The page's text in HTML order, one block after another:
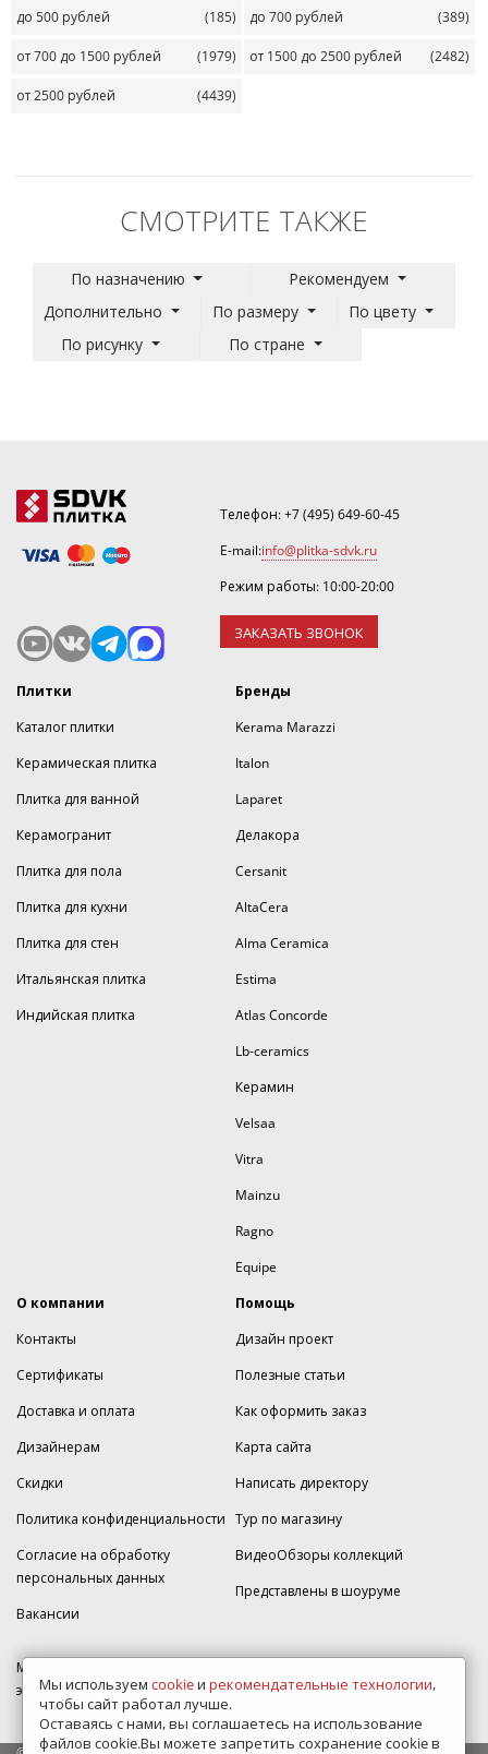
до 500 рублей (185) до 700 рублей (389)
от 700 до 1500 рублей (1979) от 1500 до 2500 рублей (2482)
от 2500 рублей (4439)
СМОТРИТЕ ТАКЖЕ
По назначению
Рекомендуем
Дополнительно
По размеру
По цвету
По рисунку
По стране
Телефон:+7 (495) 649-60-45
E-mail:info@plitka-sdvk.ru
Режим работы: 10:00-20:00
ЗАКАЗАТЬ ЗВОНОК
Плитки
Каталог плитки
Керамическая плитка
Плитка для ванной
Керамогранит
Плитка для пола
Плитка для кухни
Плитка для стен
Итальянская плитка
Индийская плитка
Бренды
Kerama Marazzi
Italon
Laparet
Делакора
Cersanit
AltaCera
Alma Ceramica
Estima
Atlas Concorde
Lb-ceramics
Керамин
Velsaa
Vitra
Mainzu
Ragno
Equipe
О компании
Контакты
Сертификаты
Доставка и оплата
Дизайнерам
Скидки
Политика конфиденциальности
Согласие на обработку
персональных данных
Вакансии
Помощь
Дизайн проект
Полезные статьи
Как оформить заказ
Карта сайта
Написать директору
Тур по магазину
ВидеоОбзоры коллекций
Представлены в шоуруме
МКАД 2км внешняя сторона, д. 2, ТРЦ "Шоколад" (РИО) Реутов, -1
этаж, магазин Плитка-SDVK.
Мы используем cookieи рекомендательные технологии,
чтобы сайт работал лучше.
Оставаясь с нами, вы соглашаетесь на использование
файлов cookie.Вы можете запретить сохранение cookie в